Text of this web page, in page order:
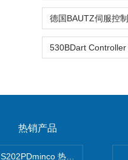
热销产品
S202PDminco 热电阻